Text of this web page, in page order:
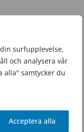
surfupplevelse,
och analysera vår
alla" samtycker du
Acceptera alla